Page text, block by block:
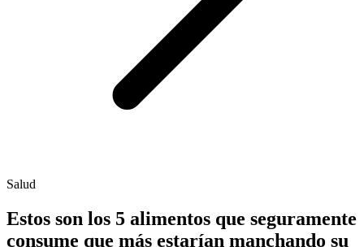
Salud
Estos son los 5 alimentos que seguramente
consume que más estarían manchando su